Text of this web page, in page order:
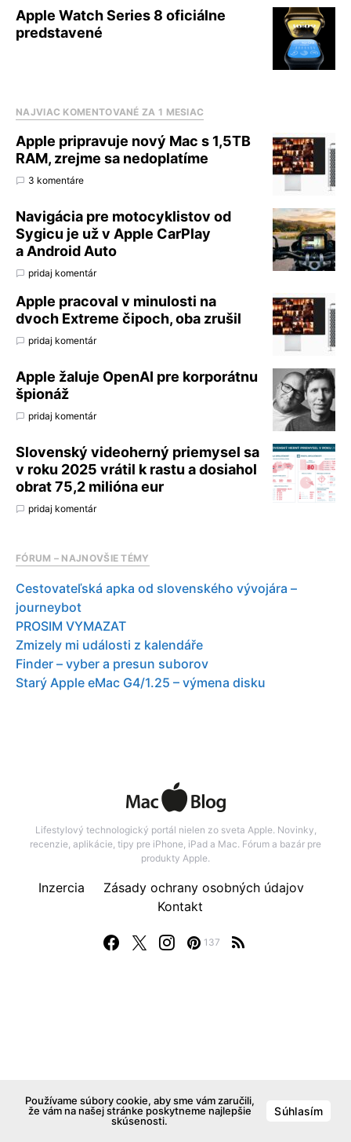
Apple Watch Series 8 oficiálne
predstavené
NAJVIAC KOMENTOVANÉ ZA 1 MESIAC
Apple pripravuje nový Mac s 1,5TB
RAM, zrejme sa nedoplatíme
3 komentáre
Navigácia pre motocyklistov od
Sygicu je už v Apple CarPlay
a Android Auto
pridaj komentár
Apple pracoval v minulosti na
dvoch Extreme čipoch, oba zrušil
pridaj komentár
Apple žaluje OpenAI pre korporátnu
špionáž
pridaj komentár
Slovenský videoherný priemysel sa
v roku 2025 vrátil k rastu a dosiahol
obrat 75,2 milióna eur
pridaj komentár
FÓRUM – NAJNOVŠIE TÉMY
Cestovateľská apka od slovenského vývojára –
journeybot
PROSIM VYMAZAT
Zmizely mi události z kalendáře
Finder – vyber a presun suborov
Starý Apple eMac G4/1.25 – výmena disku
Lifestylový technologický portál nielen zo sveta Apple. Novinky,
recenzie, aplikácie, tipy pre iPhone, iPad a Mac. Fórum a bazár pre
produkty Apple.
137
Inzercia
Zásady ochrany osobných údajov
Kontakt
Používame súbory cookie, aby sme vám zaručili,
že vám na našej stránke poskytneme najlepšie
skúsenosti.
Súhlasím